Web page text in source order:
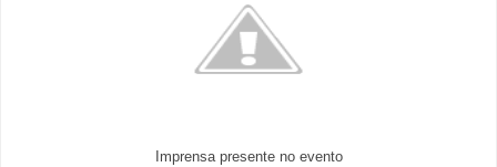
Imprensa presente no evento